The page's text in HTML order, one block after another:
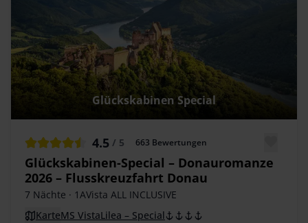
Glückskabinen Special
4.5 / 5 663 Bewertungen
Glückskabinen-Special – Donauromanze
2026 – Flusskreuzfahrt Donau
7 Nächte · 1AVista ALL INCLUSIVE
KarteMS VistaLilea – Special